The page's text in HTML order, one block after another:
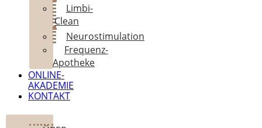
Limbi-
Clean
Neurostimulation
Frequenz-
Apotheke
ONLINE-
AKADEMIE
KONTAKT